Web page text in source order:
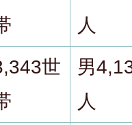
人
世
男
人